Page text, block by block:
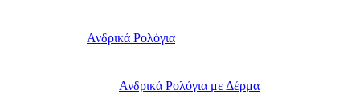
Ανδρικά Ρολόγια
Ανδρικά Ρολόγια με Δέρμα